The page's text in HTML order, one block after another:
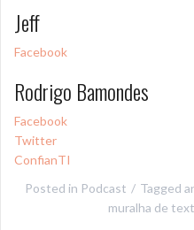
Jeff
Facebook
Rodrigo Bamondes
Facebook
Twitter
ConfianTI
Posted in Podcast Tagged
muralha de